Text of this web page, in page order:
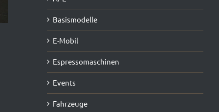
Basismodelle
E-Mobil
Espressomaschinen
Events
Fahrzeuge